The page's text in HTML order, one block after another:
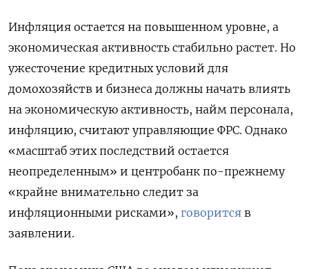
Инфляция остается на повышенном уровне, а
экономическая активность стабильно растет. Но
ужесточение кредитных условий для
домохозяйств и бизнеса должны начать влиять
на экономическую активность, найм персонала,
инфляцию, считают управляющие ФРС. Однако
«масштаб этих последствий остается
неопределенным» и центробанк по-прежнему
«крайне внимательно следит за
инфляционными рисками», говорится в
заявлении.